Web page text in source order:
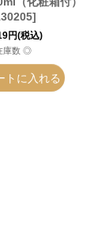
]
円(税込)
庫数 ◎
トに入れる